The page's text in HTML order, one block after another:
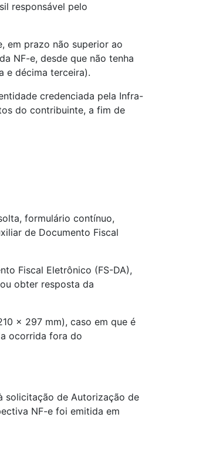
responsável pelo
em prazo não superior ao
NF-e, desde que não tenha
e décima terceira).
credenciada pela Infra-
do contribuinte, a fim de
formulário contínuo,
de Documento Fiscal
Fiscal Eletrônico (FS-DA),
obter resposta da
x 297 mm), caso em que é
ocorrida fora do
solicitação de Autorização de
NF-e foi emitida em